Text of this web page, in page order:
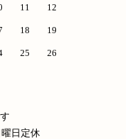
11 12
18 19
25 26
日定休